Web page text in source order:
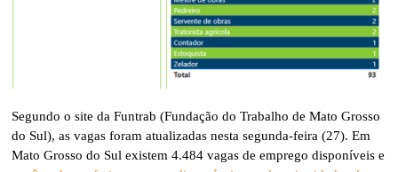
Segundo o site da Funtrab (Fundação do Trabalho de Mato Grosso
do Sul), as vagas foram atualizadas nesta segunda-feira (27). Em
Mato Grosso do Sul existem 4.484 vagas de emprego disponíveis e